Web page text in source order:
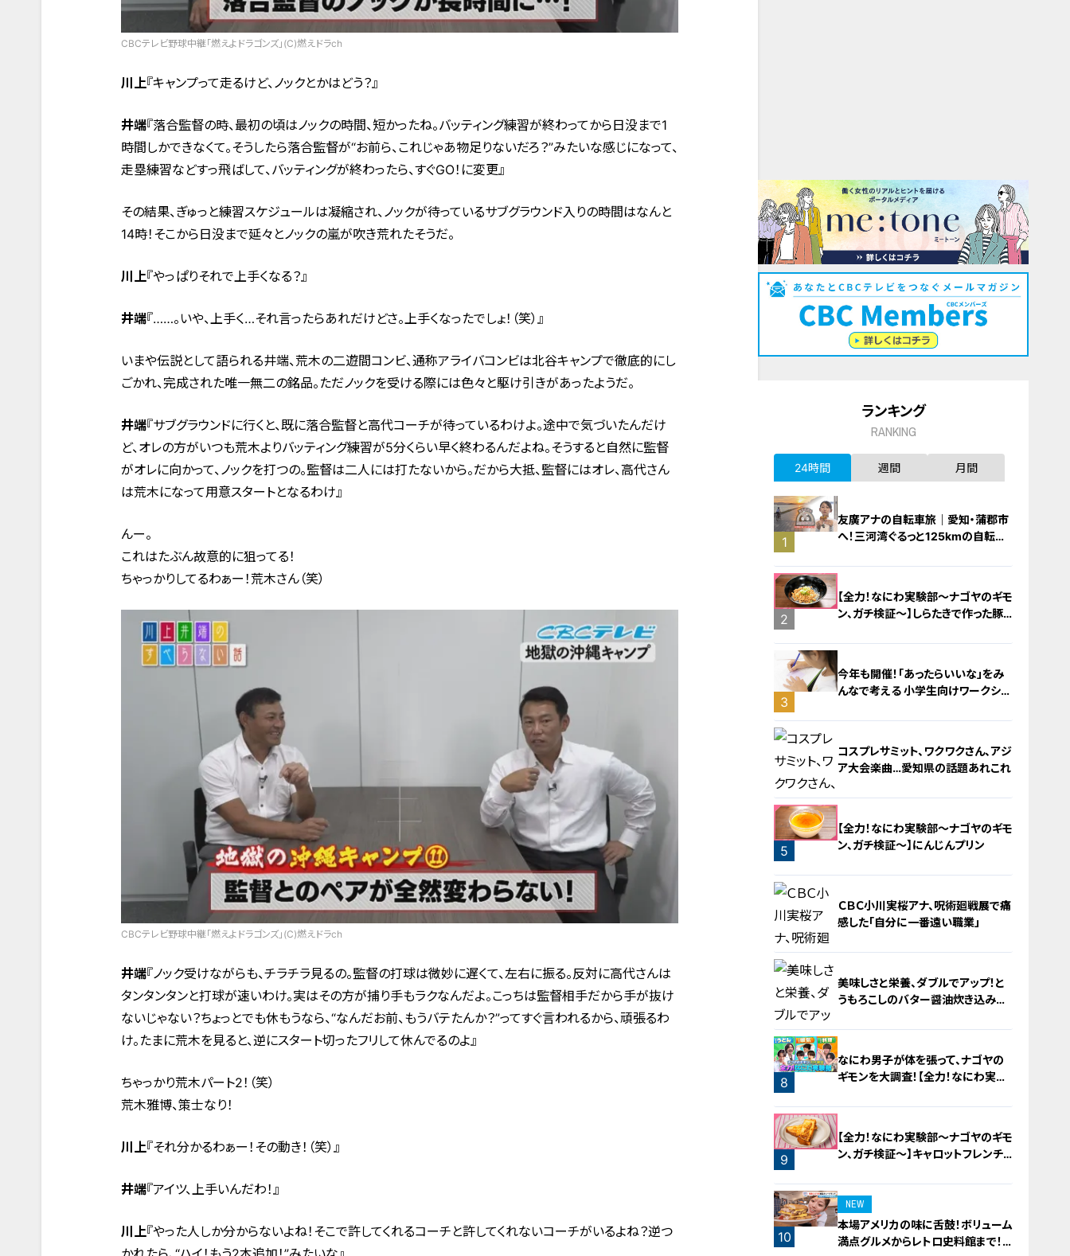
CBCテレビ野球中継「燃えよドラゴンズ」(C)燃えドラch
川上『キャンプって走るけど、ノックとかはどう？』
井端『落合監督の時、最初の頃はノックの時間、短かったね。バッティング練習が終わってから日没まで1
時間しかできなくて。そうしたら落合監督が“お前ら、これじゃあ物足りないだろ？”みたいな感じになって、
走塁練習などすっ飛ばして、バッティングが終わったら、すぐGO！に変更』
その結果、ぎゅっと練習スケジュールは凝縮され、ノックが待っているサブグラウンド入りの時間はなんと
14時！そこから日没まで延々とノックの嵐が吹き荒れたそうだ。
川上『やっぱりそれで上手くなる？』
井端『……。いや、上手く…それ言ったらあれだけどさ。上手くなったでしょ！（笑）』
いまや伝説として語られる井端、荒木の二遊間コンビ、通称アライバコンビは北谷キャンプで徹底的にし
ごかれ、完成された唯一無二の銘品。ただノックを受ける際には色々と駆け引きがあったようだ。
井端『サブグラウンドに行くと、既に落合監督と高代コーチが待っているわけよ。途中で気づいたんだけ
ど、オレの方がいつも荒木よりバッティング練習が5分くらい早く終わるんだよね。そうすると自然に監督
がオレに向かって、ノックを打つの。監督は二人には打たないから。だから大抵、監督にはオレ、高代さん
は荒木になって用意スタートとなるわけ』
んー。
これはたぶん故意的に狙ってる！
ちゃっかりしてるわぁー！荒木さん（笑）
CBCテレビ野球中継「燃えよドラゴンズ」(C)燃えドラch
井端『ノック受けながらも、チラチラ見るの。監督の打球は微妙に遅くて、左右に振る。反対に高代さんは
タンタンタンと打球が速いわけ。実はその方が捕り手もラクなんだよ。こっちは監督相手だから手が抜け
ないじゃない？ちょっとでも休もうなら、“なんだお前、もうバテたんか？”ってすぐ言われるから、頑張るわ
け。たまに荒木を見ると、逆にスタート切ったフリして休んでるのよ』
ちゃっかり荒木パート2！（笑）
荒木雅博、策士なり！
川上『それ分かるわぁー！その動き！（笑）』
井端『アイツ、上手いんだわ！』
川上『やった人しか分からないよね！そこで許してくれるコーチと許してくれないコーチがいるよね？逆つ
ランキング
RANKING
24時間 週間 月間
1
友廣アナの自転車旅｜愛知・蒲郡市
へ！三河湾ぐるっと125kmの自転車
2
【全力！なにわ実験部～ナゴヤのギモ
ン、ガチ検証～】しらたきで作った豚
3
今年も開催！「あったらいいな」をみ
んなで考える 小学生向けワークショ
4
コスプレサミット、ワクワクさん、アジ
ア大会楽曲…愛知県の話題あれこれ
5
【全力！なにわ実験部～ナゴヤのギモ
ン、ガチ検証～】にんじんプリン
6
ＣＢＣ小川実桜アナ、呪術廻戦展で痛
感した「自分に一番遠い職業」
7
美味しさと栄養、ダブルでアップ！と
うもろこしのバター醤油炊き込みご
8
なにわ男子が体を張って、ナゴヤの
ギモンを大調査！【全力！なにわ実験
9
【全力！なにわ実験部～ナゴヤのギモ
ン、ガチ検証～】キャロットフレンチ
10
NEW
本場アメリカの味に舌鼓！ボリューム
満点グルメからレトロ史料館まで！